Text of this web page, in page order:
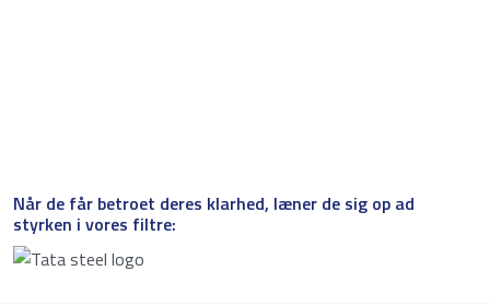
Når de får betroet deres klarhed, læner de sig op ad
styrken i vores filtre: